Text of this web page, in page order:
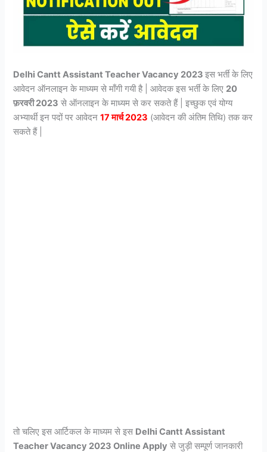
Delhi Cantt Assistant Teacher Vacancy 2023इस भर्ती के लिए
आवेदन ऑनलाइन के माध्यम से माँगी गयी है | आवेदक इस भर्ती के लिए 20
फ़रवरी 2023 से ऑनलाइन के माध्यम से कर सकते हैं | इच्छुक एवं योग्य
अभ्यार्थी इन पदों पर आवेदन17 मार्च 2023 (आवेदन की अंतिम तिथि) तक कर
सकते हैं |
तो चलिए इस आर्टिकल के माध्यम से इस Delhi Cantt Assistant
Teacher Vacancy 2023 Online Apply से जुड़ी सम्पूर्ण जानकारी